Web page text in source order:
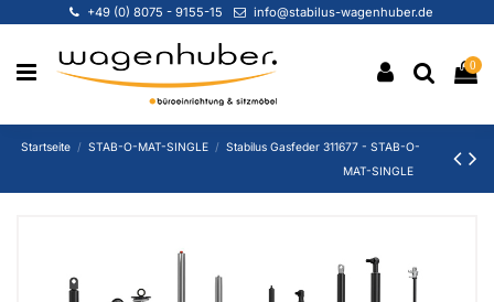
+49 (0) 8075 - 9155-15 info@stabilus-wagenhuber.de
0
Startseite STAB-O-MAT-SINGLE
Stabilus Gasfeder 311677 - STAB-O-
MAT-SINGLE